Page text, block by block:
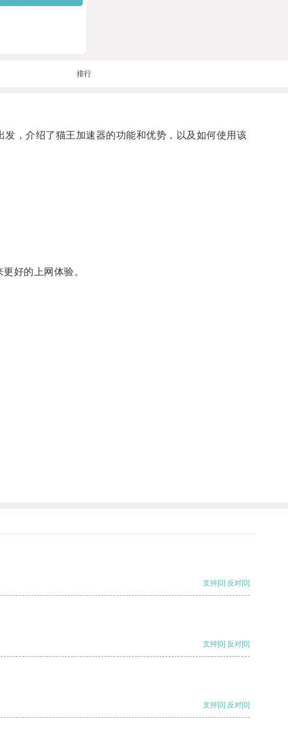
排行
，介绍了猫王加速器的功能和优势，以及如何使用该
好的上网体验。
支持[0] 反对[0]
支持[0] 反对[0]
支持[0] 反对[0]